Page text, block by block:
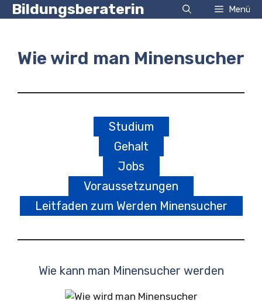
Zum
Inhalt
Bildungsberaterin Menü
Wie wird man Minensucher
Studium
Gehalt
Jobs
Voraussetzungen
Leitfaden zum Werden Minensucher
Wie kann man Minensucher werden